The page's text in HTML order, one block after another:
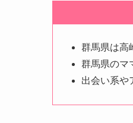
群馬県は高
群馬県のマ
出会い系や